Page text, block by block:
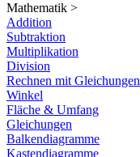
Mathematik >
Addition
Subtraktion
Multiplikation
Division
Rechnen mit Gleichungen
Winkel
Fläche & Umfang
Gleichungen
Balkendiagramme
Kastendiagramme